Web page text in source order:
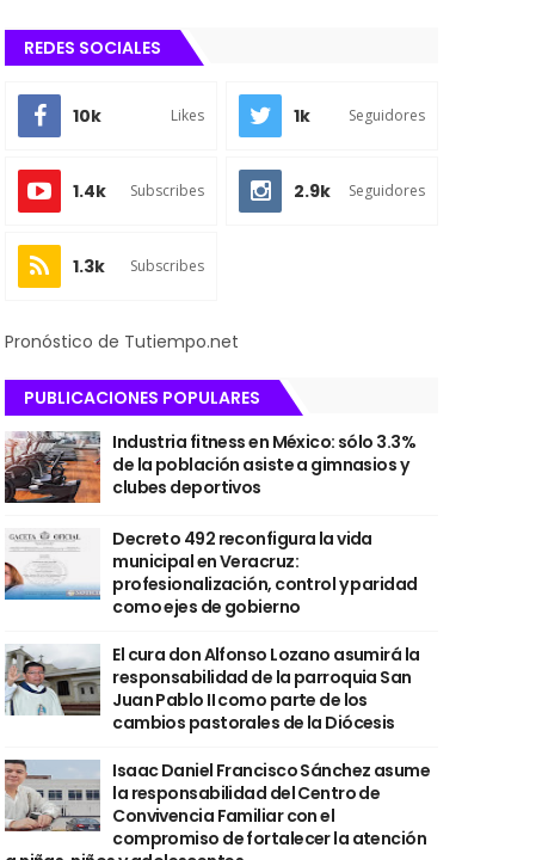
REDES SOCIALES
10k Likes 1k Seguidores
1.4k Subscribes 2.9k Seguidores
1.3k Subscribes
Pronóstico de Tutiempo.net
PUBLICACIONES POPULARES
Industria fitness en México: sólo 3.3%
de la población asiste a gimnasios y
clubes deportivos
Decreto 492 reconfigura la vida
municipal en Veracruz:
profesionalización, control y paridad
como ejes de gobierno
El cura don Alfonso Lozano asumirá la
responsabilidad de la parroquia San
Juan Pablo II como parte de los
cambios pastorales de la Diócesis
Isaac Daniel Francisco Sánchez asume
la responsabilidad del Centro de
Convivencia Familiar con el
compromiso de fortalecer la atención